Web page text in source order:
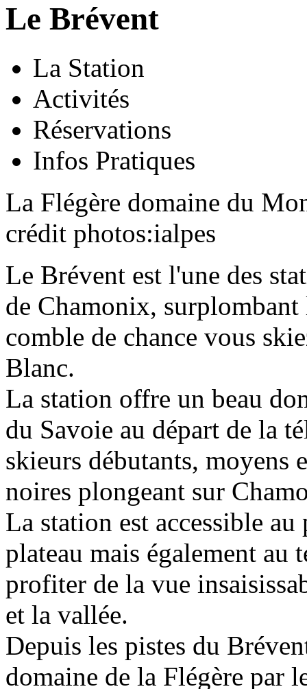
Le Brévent
La Station
Activités
Réservations
Infos Pratiques
La Flégère domaine du
crédit photos:ialpes
Le Brévent est l'une des
de Chamonix,
comble de chance vous
Blanc.
La station offre un beau
du Savoie au départ de la
skieurs débutants, moyens
noires plongeant sur
La station est accessible
plateau mais également au
profiter de la vue
et la vallée.
Depuis les pistes du
domaine de la Flégère par